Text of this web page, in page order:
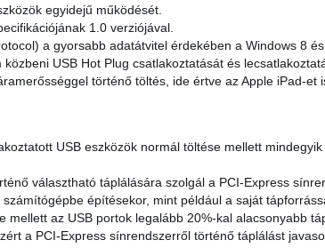
egyidejű működését.
1.0 verziójával.
a gyorsabb adatátvitel érdekében a Windows 8
USB Hot Plug csatlakoztatását és
történő töltés, ide értve az Apple iPad-et
USB eszközök normál töltése mellett mindegyik
választható táplálására szolgál a PCI-Express
építésekor, mint például a saját
mellett az USB portok legalább 20%-kal alacsonyabb
a PCI-Express sínrendszerről történő táplálást